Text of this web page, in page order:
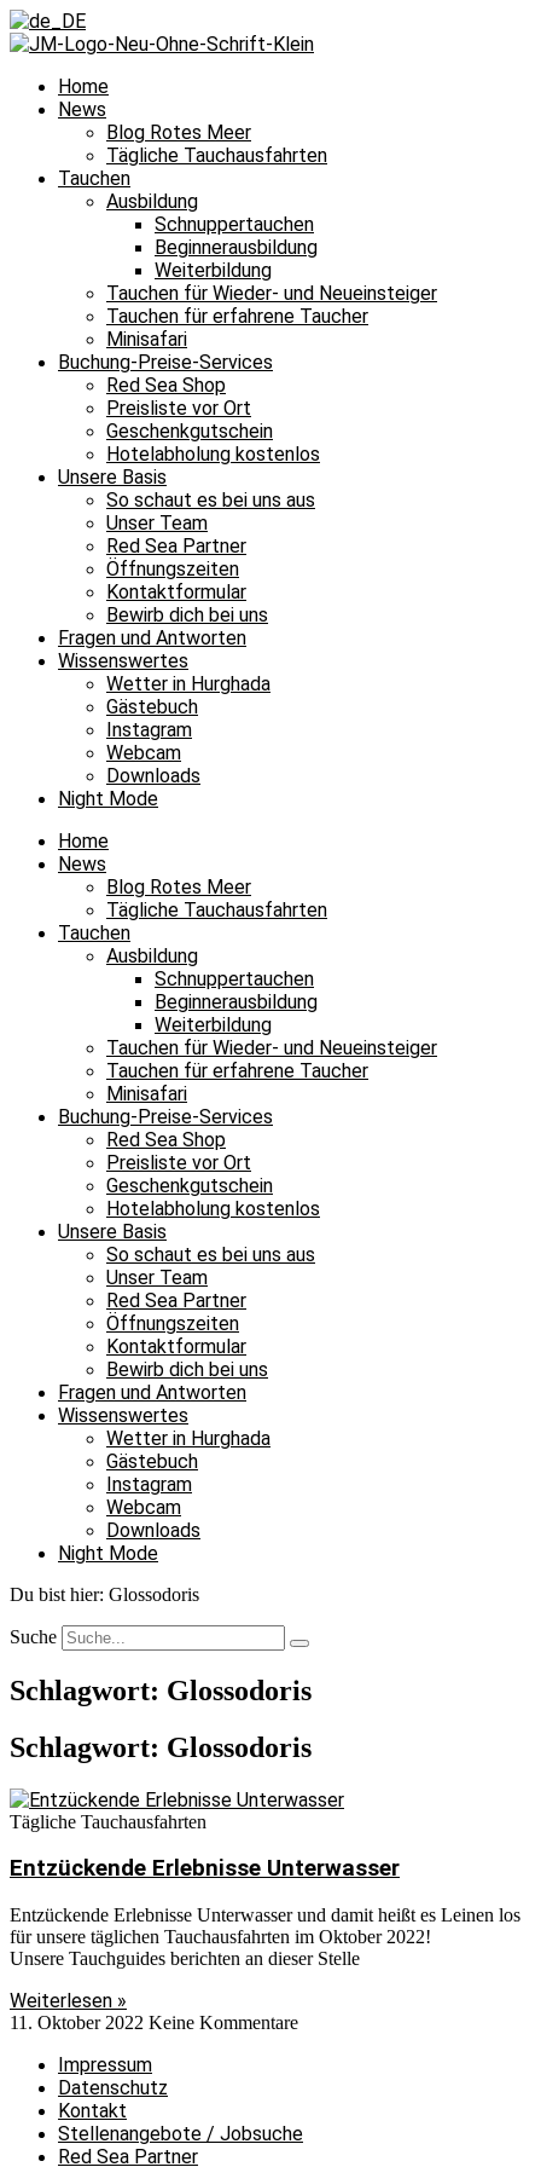
Home
News
Blog Rotes Meer
Tägliche Tauchausfahrten
Tauchen
Ausbildung
Schnuppertauchen
Beginnerausbildung
Weiterbildung
Tauchen für Wieder- und Neueinsteiger
Tauchen für erfahrene Taucher
Minisafari
Buchung-Preise-Services
Red Sea Shop
Preisliste vor Ort
Geschenkgutschein
Hotelabholung kostenlos
Unsere Basis
So schaut es bei uns aus
Unser Team
Red Sea Partner
Öffnungszeiten
Kontaktformular
Bewirb dich bei uns
Fragen und Antworten
Wissenswertes
Wetter in Hurghada
Gästebuch
Instagram
Webcam
Downloads
Night Mode
Home
News
Blog Rotes Meer
Tägliche Tauchausfahrten
Tauchen
Ausbildung
Schnuppertauchen
Beginnerausbildung
Weiterbildung
Tauchen für Wieder- und Neueinsteiger
Tauchen für erfahrene Taucher
Minisafari
Buchung-Preise-Services
Red Sea Shop
Preisliste vor Ort
Geschenkgutschein
Hotelabholung kostenlos
Unsere Basis
So schaut es bei uns aus
Unser Team
Red Sea Partner
Öffnungszeiten
Kontaktformular
Bewirb dich bei uns
Fragen und Antworten
Wissenswertes
Wetter in Hurghada
Gästebuch
Instagram
Webcam
Downloads
Night Mode
Du bist hier: Glossodoris
Suche
Schlagwort: Glossodoris
Schlagwort: Glossodoris
Tägliche Tauchausfahrten
Entzückende Erlebnisse Unterwasser
Entzückende Erlebnisse Unterwasser und damit heißt es Leinen los
für unsere täglichen Tauchausfahrten im Oktober 2022!
Unsere Tauchguides berichten an dieser Stelle
Weiterlesen »
11. Oktober 2022 Keine Kommentare
Impressum
Datenschutz
Kontakt
Stellenangebote / Jobsuche
Red Sea Partner